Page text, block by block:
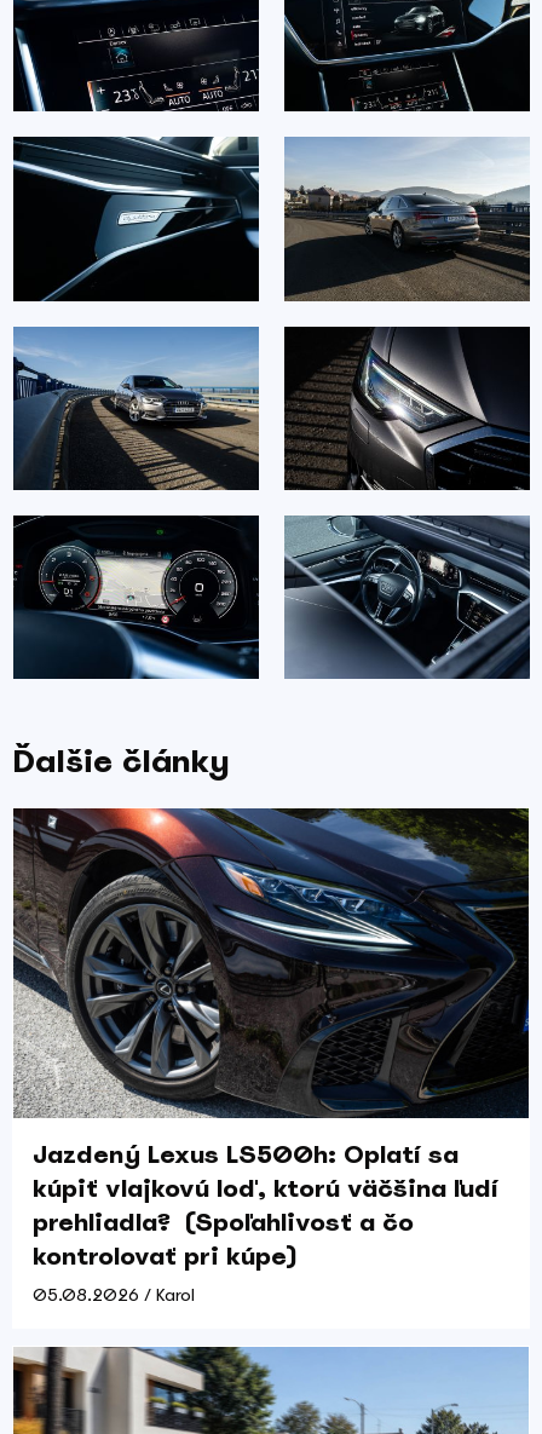
Ďalšie články
Jazdený Lexus LS500h: Oplatí sa
kúpiť vlajkovú loď, ktorú väčšina ľudí
prehliadla? (Spoľahlivosť a čo
kontrolovať pri kúpe)
05.08.2026 / Karol